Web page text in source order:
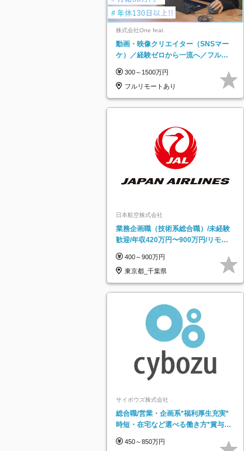
株式会社One feat.
動画・映像クリエイター（SNSマー
ケ）／経験ゼロから一流へ／フルリ
日以上
300～1500万円
フルリモートあり
日本航空株式会社
業務企画職（技術系総合職）/未経験
歓迎/年収420万円〜900万円/リモー
400～900万円
東京都_千葉県
サイボウズ株式会社
総合職/営業・企画系*福利厚生充実*
時短・在宅など選べる働き方*賞与年
450～850万円